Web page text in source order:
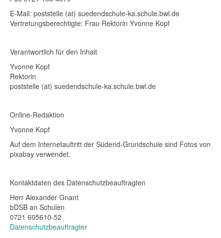
E-Mail: poststelle (at) suedendschule-ka.schule.bwl.de
Vertretungsberechtigte: Frau Rektorin Yvonne Kopf
Verantwortlich für den Inhalt
Yvonne Kopf
Rektorin
poststelle (at) suedendschule-ka.schule.bwl.de
Online-Redaktion
Yvonne Kopf
Auf dem Internetauftritt der Südend-Grundschule sind Fotos von
pixabay verwendet.
Kontaktdaten des Datenschutzbeauftragten
Herr Alexander Gnant
bDSB an Schulen
0721 605610-52
Datenschutzbeauftragter